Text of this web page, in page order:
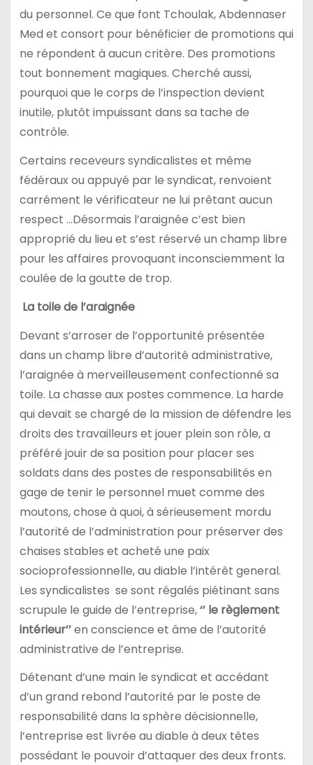
du personnel. Ce que font Tchoulak, Abdennaser
Med et consort pour bénéficier de promotions qui
ne répondent à aucun critère. Des promotions
tout bonnement magiques. Cherché aussi,
pourquoi que le corps de l’inspection devient
inutile, plutôt impuissant dans sa tache de
contrôle.
Certains receveurs syndicalistes et même
fédéraux ou appuyé par le syndicat, renvoient
carrément le vérificateur ne lui prêtant aucun
respect …Désormais l’araignée c’est bien
approprié du lieu et s’est réservé un champ libre
pour les affaires provoquant inconsciemment la
coulée de la goutte de trop.
La toile de l’araignée
Devant s’arroser de l’opportunité présentée
dans un champ libre d’autorité administrative,
l’araignée à merveilleusement confectionné sa
toile. La chasse aux postes commence. La harde
qui devait se chargé de la mission de défendre les
droits des travailleurs et jouer plein son rôle, a
préféré jouir de sa position pour placer ses
soldats dans des postes de responsabilités en
gage de tenir le personnel muet comme des
moutons, chose à quoi, à sérieusement mordu
l’autorité de l’administration pour préserver des
chaises stables et acheté une paix
socioprofessionnelle, au diable l’intérêt general.
Les syndicalistes se sont régalés piétinant sans
scrupule le guide de l’entreprise,‘’ le règlement
intérieur’’en conscience et âme de l’autorité
administrative de l’entreprise.
Détenant d’une main le syndicat et accédant
d’un grand rebond l’autorité par le poste de
responsabilité dans la sphère décisionnelle,
l’entreprise est livrée au diable à deux têtes
possédant le pouvoir d’attaquer des deux fronts.